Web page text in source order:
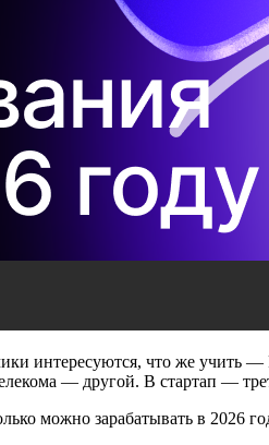
интересуются, что же учить
— другой. В стартап —
можно зарабатывать в 2026